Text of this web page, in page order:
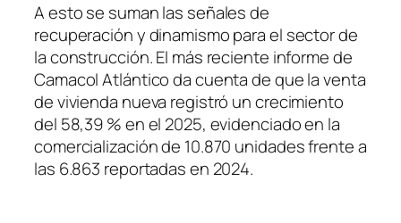
A esto se suman las señales de
recuperación y dinamismo para el sector de
la construcción. El más reciente informe de
Camacol Atlántico da cuenta de que la venta
de vivienda nueva registró un crecimiento
del 58,39 % en el 2025, evidenciado en la
comercialización de 10.870 unidades frente a
las 6.863 reportadas en 2024.